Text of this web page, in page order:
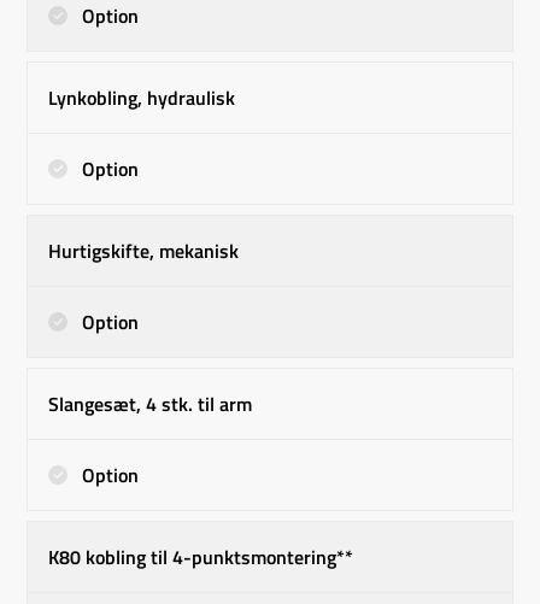
Option
Lynkobling, hydraulisk
Option
Hurtigskifte, mekanisk
Option
Slangesæt, 4 stk. til arm
Option
K80 kobling til 4-punktsmontering**